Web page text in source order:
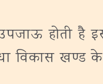
होती है
विकास खण्ड